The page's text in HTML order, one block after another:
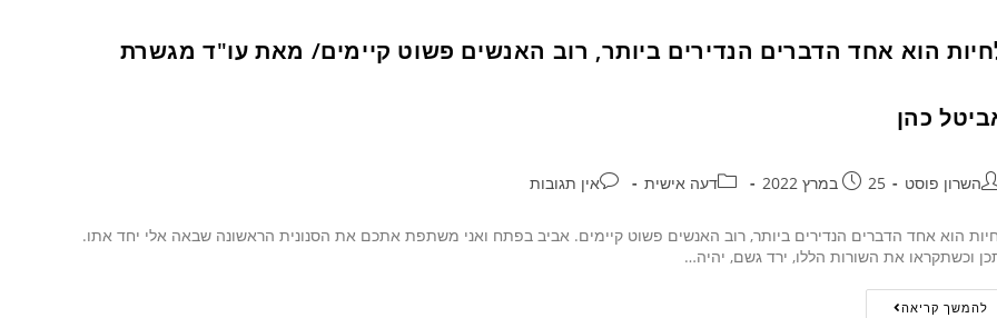
הוא אחד הדברים הנדירים ביותר, רוב האנשים פשוט קיימים/ מאת עו"ד מגשרת
כהן
השרון פוסט 25 במרץ 2022 דעה אישית אין תגובות
הוא אחד הדברים הנדירים ביותר, רוב האנשים פשוט קיימים. אביב בפתח ואני משתפת אתכם את הסנונית הראשונה שבאה אלי יחד אתו.
וכשתקראו את השורות הללו, ירד גשם, יהיה…
להמשך קריאה